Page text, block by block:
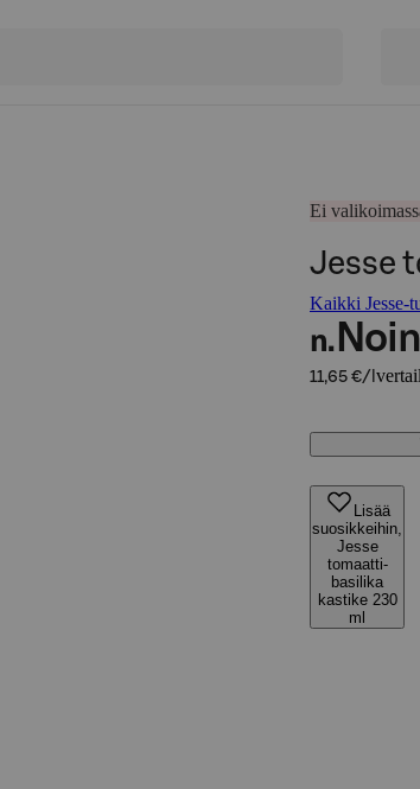
Ei
Jesse
Kaikki Jesse-
n. Noin
11,65 €/l
Lisää
suosikkeihin,
Jesse
tomaatti-
basilika
kastike 230
ml